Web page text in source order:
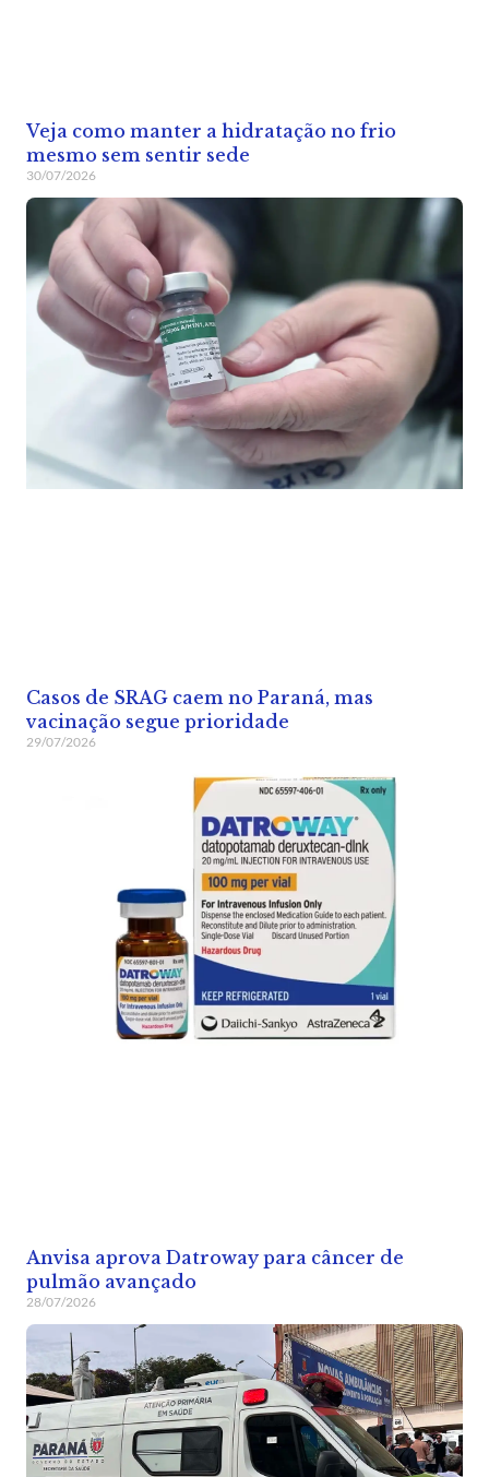
Veja como manter a hidratação no frio
mesmo sem sentir sede
30/07/2026
Casos de SRAG caem no Paraná, mas
vacinação segue prioridade
29/07/2026
Anvisa aprova Datroway para câncer de
pulmão avançado
28/07/2026